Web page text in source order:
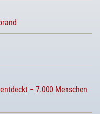
– 7.000 Menschen